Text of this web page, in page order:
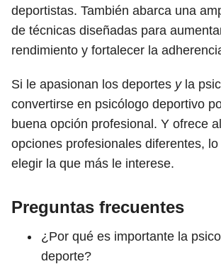
deportistas. También abarca una
de técnicas diseñadas para
rendimiento y fortalecer la
Si le apasionan los deportes yla
convertirse en psicólogo deportivo
buena opción profesional. Y ofrece
opciones profesionales diferentes,
elegir la que más le interese.
Preguntas frecuentes
¿Por qué es importante la
deporte?